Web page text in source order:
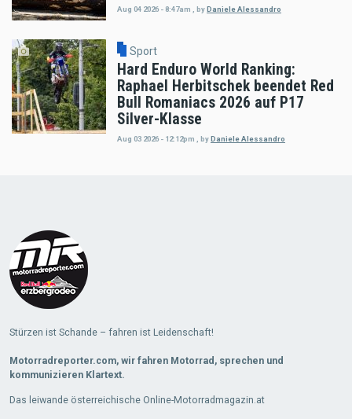
Aug 04 2026 - 8:47am byDaniele Alessandro
Sport
Hard Enduro World Ranking:
Raphael Herbitschek beendet Red
Bull Romaniacs 2026 auf P17
Silver-Klasse
Aug 03 2026 - 12:12pm byDaniele Alessandro
Stürzen ist Schande – fahren ist Leidenschaft!
Motorradreporter.com, wir fahren Motorrad, sprechen und
kommunizieren Klartext.
Das leiwande österreichische Online-Motorradmagazin.at